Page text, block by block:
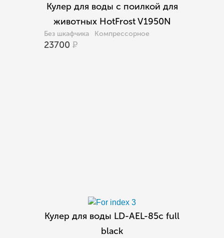
Кулер для воды с поилкой для
животных HotFrost V1950N
Без шкафчика Компрессорное
23700 Р
Кулер для воды LD-AEL-85c full
black